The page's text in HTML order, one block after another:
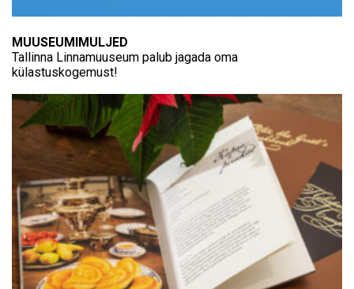
MUUSEUMIMULJED
Tallinna Linnamuuseum palub jagada oma
külastuskogemust!